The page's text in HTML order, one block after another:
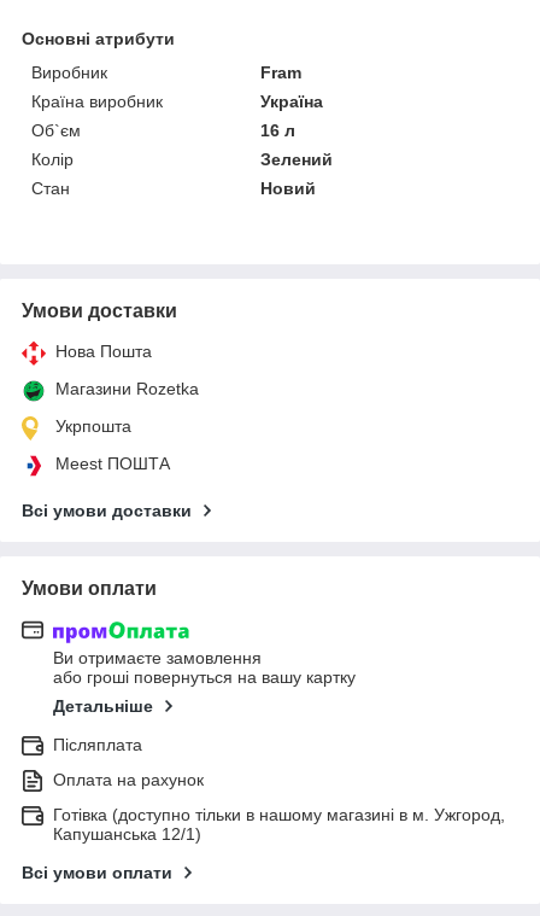
Основні атрибути
Виробник
Fram
Країна виробник
Україна
Об`єм
16 л
Колір
Зелений
Стан
Новий
Умови доставки
Нова Пошта
Магазини Rozetka
Укрпошта
Meest ПОШТА
Всі умови доставки
Умови оплати
Ви отримаєте замовлення
або гроші повернуться на вашу картку
Детальніше
Післяплата
Оплата на рахунок
Готівка (доступно тільки в нашому магазині в м. Ужгород,
Капушанська 12/1)
Всі умови оплати